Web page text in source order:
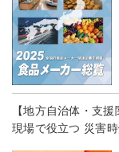
【地方自治体・支援
現場で役立つ 災害